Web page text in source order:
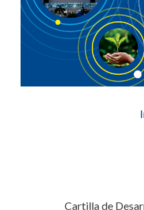
Cartilla de